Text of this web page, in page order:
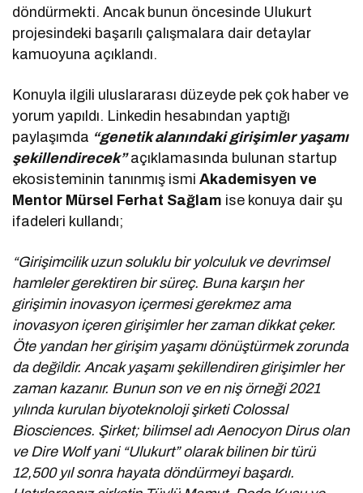
döndürmekti. Ancak bunun öncesinde Ulukurt
projesindeki başarılı çalışmalara dair detaylar
kamuoyuna açıklandı.
Konuyla ilgili uluslararası düzeyde pek çok haber ve
yorum yapıldı. Linkedin hesabından yaptığı
paylaşımda “genetik alanındaki girişimler yaşamı
şekillendirecek”açıklamasında bulunan startup
ekosisteminin tanınmış ismiAkademisyen ve
Mentor Mürsel Ferhat Sağlam ise konuya dair şu
ifadeleri kullandı;
“Girişimcilik uzun soluklu bir yolculuk ve devrimsel
hamleler gerektiren bir süreç. Buna karşın her
girişimin inovasyon içermesi gerekmez ama
inovasyon içeren girişimler her zaman dikkat çeker.
Öte yandan her girişim yaşamı dönüştürmek zorunda
da değildir. Ancak yaşamı şekillendiren girişimler her
zaman kazanır. Bunun son ve en niş örneği 2021
yılında kurulan biyoteknoloji şirketi Colossal
Biosciences. Şirket; bilimsel adı Aenocyon Dirus olan
ve Dire Wolf yani “Ulukurt” olarak bilinen bir türü
12,500 yıl sonra hayata döndürmeyi başardı.